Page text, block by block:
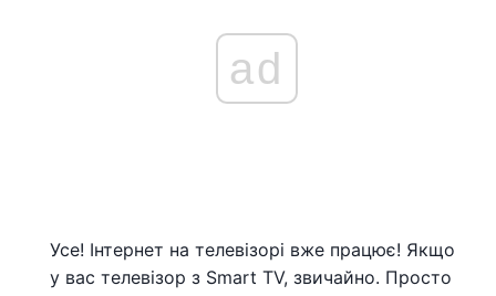
ad
Усе! Інтернет на телевізорі вже працює! Якщо
у вас телевізор з Smart TV, звичайно. Просто